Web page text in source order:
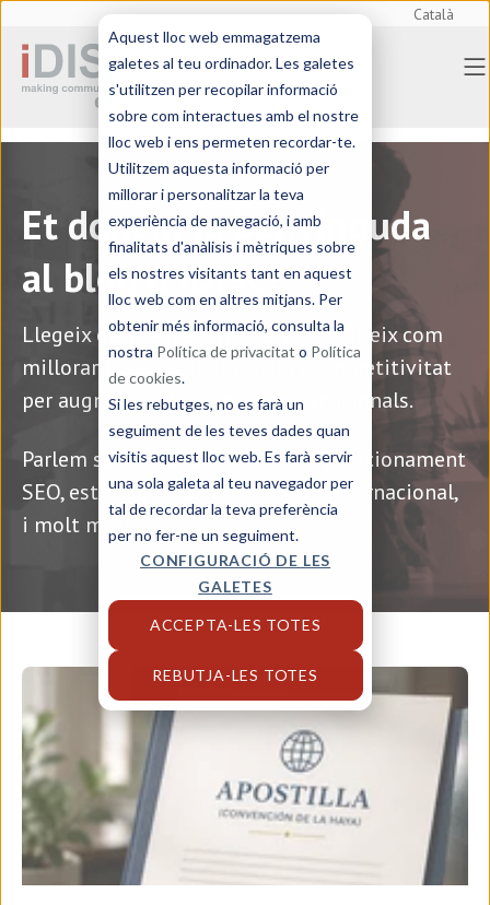
Aquest lloc web emmagatzema
galetes al teu ordinador. Les galetes
s'utilitzen per recopilar informació
sobre com interactues amb el nostre
lloc web i ens permeten recordar-te.
Utilitzem aquesta informació per
millorar i personalitzar la teva
experiència de navegació, i amb
finalitats d'anàlisis i mètriques sobre
els nostres visitants tant en aquest
lloc web com en altres mitjans. Per
obtenir més informació, consulta la
nostra Política de privacitat o Política
de cookies.
Si les rebutges, no es farà un
seguiment de les teves dades quan
visitis aquest lloc web. Es farà servir
una sola galeta al teu navegador per
tal de recordar la teva preferència
per no fer-ne un seguiment.
CONFIGURACIÓ DE LES
GALETES
ACCEPTA-LES TOTES
REBUTJA-LES TOTES
Català
Inici> Blog | Ferran Grivé - Marketing
Manager
Et donem la benvinguda
al blog d'iDISC!
Llegeix els nostres articles i descobreix com
millorar la teva comunicació i competitivitat
per augmentar les vendes internacionals.
Parlem sobre traducció tècnica, posicionament
SEO, estratègies de màrqueting internacional,
i molt més!